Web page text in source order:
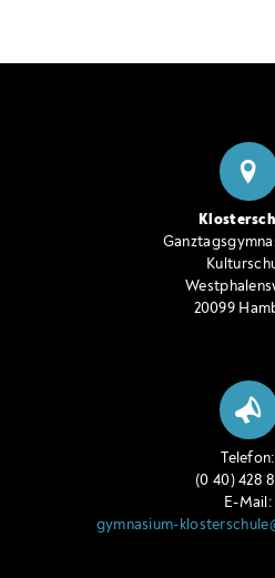
20099
Telefon:
(0 40) 428
E-Mail:
gymnasium-